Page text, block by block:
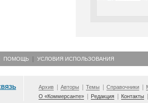
ПОМОЩЬ УСЛОВИЯ ИСПОЛЬЗОВАНИЯ
Архив Авторы Темы Справочники
О «Коммерсанте»
Редакция Контакты